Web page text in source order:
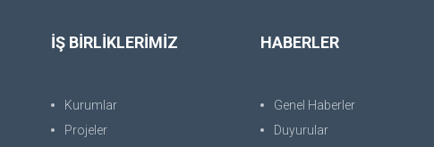
İŞ BİRLİKLERİMİZ
Kurumlar
Projeler
HABERLER
Genel Haberler
Duyurular